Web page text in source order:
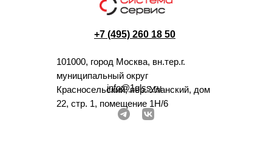
+7 (495) 260 18 50
101000, город Москва, вн.тер.г.
муниципальный округ
Красносельский, пер. Уланский, дом
22, стр. 1, помещение 1Н/6
info@1glss.ru